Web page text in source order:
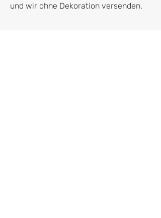
und wir ohne Dekoration versenden.